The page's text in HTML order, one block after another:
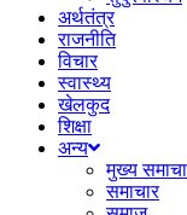
अर्थतंत्र
राजनीति
विचार
स्वास्थ्य
खेलकुद
शिक्षा
अन्य
मुख्य
समाचार